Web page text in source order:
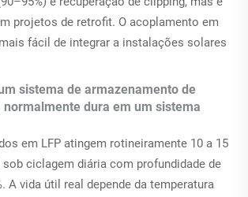
projetos de retrofit. O acoplamento em
fácil de integrar a instalações solares
sistema de armazenamento de
normalmente dura em um sistema
em LFP atingem rotineiramente 10 a 15
ciclagem diária com profundidade de
A vida útil real depende da temperatura